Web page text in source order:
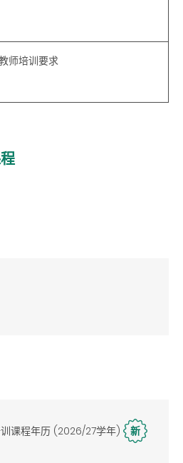
师培训要求
课程年历 (2026/27学年) 新